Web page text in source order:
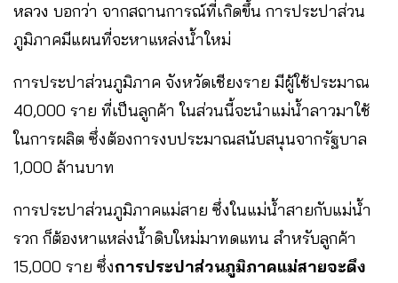
หลวง บอกว่า จากสถานการณ์ที่เกิดขึ้น การประปาส่วน
ภูมิภาคมีแผนที่จะหาแหล่งน้ำใหม่
การประปาส่วนภูมิภาค จังหวัดเชียงราย มีผู้ใช้ประมาณ
40,000 ราย ที่เป็นลูกค้า ในส่วนนี้จะนำแม่น้ำลาวมาใช้
ในการผลิต ซึ่งต้องการงบประมาณสนับสนุนจากรัฐบาล
1,000 ล้านบาท
การประปาส่วนภูมิภาคแม่สาย ซึ่งในแม่น้ำสายกับแม่น้ำ
รวก ก็ต้องหาแหล่งน้ำดิบใหม่มาทดแทน สำหรับลูกค้า
15,000 ราย ซึ่งการประปาส่วนภูมิภาคแม่สายจะดึง